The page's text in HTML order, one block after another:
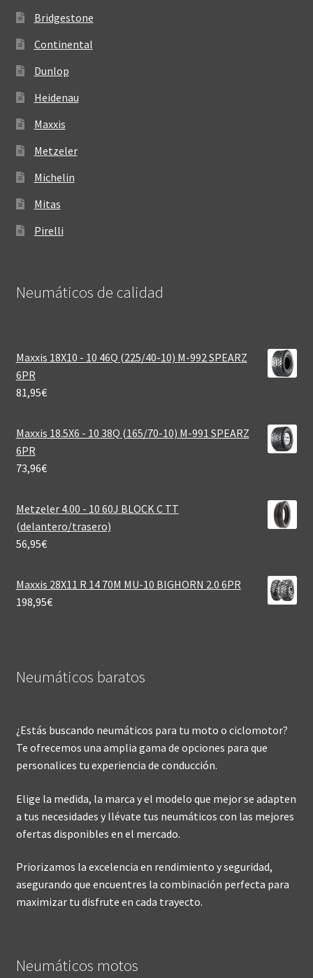
Bridgestone
Continental
Dunlop
Heidenau
Maxxis
Metzeler
Michelin
Mitas
Pirelli
Neumáticos de calidad‎
Maxxis 18X10 - 10 46Q (225/40-10) M-992 SPEARZ
6PR
81,95€
Maxxis 18.5X6 - 10 38Q (165/70-10) M-991 SPEARZ
6PR
73,96€
Metzeler 4.00 - 10 60J BLOCK C TT
(delantero/trasero)
56,95€
Maxxis 28X11 R 14 70M MU-10 BIGHORN 2.0 6PR
198,95€
Neumáticos baratos
¿Estás buscando neumáticos para tu moto o ciclomotor?
Te ofrecemos una amplia gama de opciones para que
personalices tu experiencia de conducción.
Elige la medida, la marca y el modelo que mejor se adapten
a tus necesidades y llévate tus neumáticos con las mejores
ofertas disponibles en el mercado.
Priorizamos la excelencia en rendimiento y seguridad,
asegurando que encuentres la combinación perfecta para
maximizar tu disfrute en cada trayecto.
Neumáticos motos